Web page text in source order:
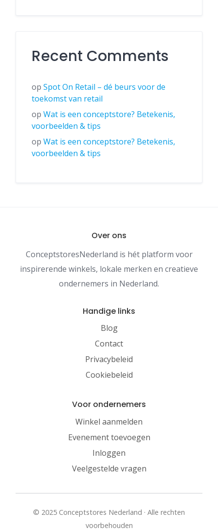
Recent Comments
op Spot On Retail – dé beurs voor de
toekomst van retail
op Wat is een conceptstore? Betekenis,
voorbeelden & tips
op Wat is een conceptstore? Betekenis,
voorbeelden & tips
Over ons
ConceptstoresNederland is hét platform voor
inspirerende winkels, lokale merken en creatieve
ondernemers in Nederland.
Handige links
Blog
Contact
Privacybeleid
Cookiebeleid
Voor ondernemers
Winkel aanmelden
Evenement toevoegen
Inloggen
Veelgestelde vragen
© 2025 Conceptstores Nederland · Alle rechten
voorbehouden